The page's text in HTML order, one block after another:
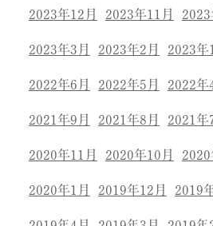
2023年12月 2023年11月
2023年3月 2023年2月 2023年
2022年6月 2022年5月 2022年
2021年9月 2021年8月 2021年
2020年11月 2020年10月
2020年1月 2019年12月 2019